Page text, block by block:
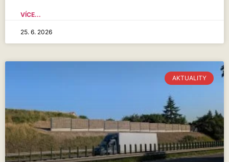
VÍCE...
25. 6. 2026
AKTUALITY